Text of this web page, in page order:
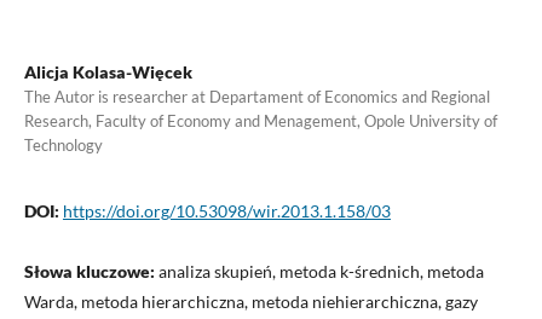
Alicja Kolasa-Więcek
The Autor is researcher at Departament of Economics and Regional
Research, Faculty of Economy and Menagement, Opole University of
Technology
DOI: https://doi.org/10.53098/wir.2013.1.158/03
Słowa kluczowe: analiza skupień, metoda k-średnich, metoda
Warda, metoda hierarchiczna, metoda niehierarchiczna, gazy